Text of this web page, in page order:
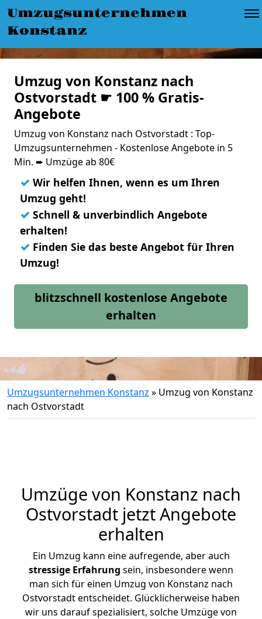
Umzugsunternehmen
Konstanz
Umzug von Konstanz nach
Ostvorstadt ☛ 100 % Gratis-
Angebote
Umzug von Konstanz nach Ostvorstadt : Top-
Umzugsunternehmen - Kostenlose Angebote in 5
Min. ➨ Umzüge ab 80€
✓ Wir helfen Ihnen, wenn es um Ihren
Umzug geht!
✓ Schnell & unverbindlich Angebote
erhalten!
✓ Finden Sie das beste Angebot für Ihren
Umzug!
blitzschnell kostenlose Angebote
erhalten
Umzugsunternehmen Konstanz » Umzug von Konstanz
nach Ostvorstadt
Umzüge von Konstanz nach
Ostvorstadt jetzt Angebote
erhalten
Ein Umzug kann eine aufregende, aber auch
stressige Erfahrung sein, insbesondere wenn
man sich für einen Umzug von Konstanz nach
Ostvorstadt entscheidet. Glücklicherweise haben
wir uns darauf spezialisiert, solche Umzüge von